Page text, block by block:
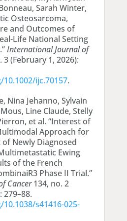
Sarah Winter,
Osteosarcoma,
and Outcomes of
Life National Setting
International Journal of
(February 1, 2026):
ijc.70157.
Nina Jehanno, Sylvain
Line Claude, Stelly
et al. “Interest of
Approach for
Newly Diagnosed
Ewing
of the French
Phase II Trial.”
Cancer134, no. 2
279–88.
s41416-025-